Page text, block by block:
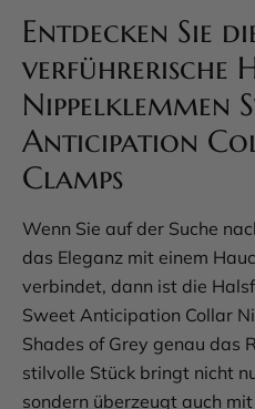
Entdecken Sie
verführerische
Nippelklemmen
Anticipation
Clamps
Wenn Sie auf der Suche
das Eleganz mit einem
verbindet, dann ist die
Sweet Anticipation Collar
Shades of Grey genau das
stilvolle Stück bringt nicht
sondern überzeugt auch